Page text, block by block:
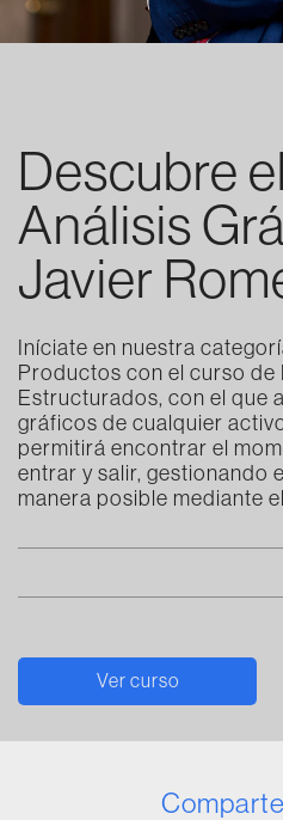
Descubre
Análisis
Javier
Iníciate en nuestra
Productos con el curso
Estructurados, con el que
gráficos de cualquier
permitirá encontrar el
entrar y salir, gestionando
manera posible mediante
Ver curso